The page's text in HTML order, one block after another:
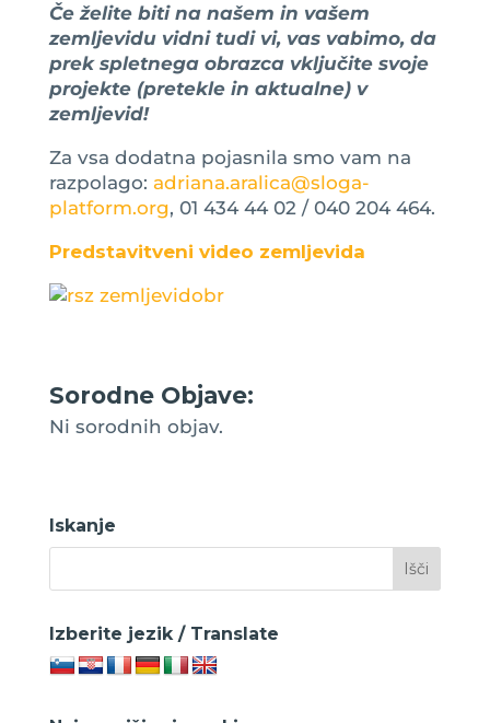
Če želite biti na našem in vašem
zemljevidu vidni tudi vi, vas vabimo, da
prek spletnega obrazca vključite svoje
projekte (pretekle in aktualne) v
zemljevid!
Za vsa dodatna pojasnila smo vam na
razpolago: adriana.aralica@sloga-
platform.org, 01 434 44 02 / 040 204 464.
Predstavitveni video zemljevida
Sorodne Objave:
Ni sorodnih objav.
Iskanje
Izberite jezik / Translate